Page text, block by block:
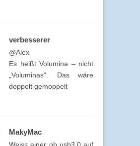
verbesserer
@Alex
Es heißt Volumina – nicht
„Voluminas“. Das wäre
doppelt gemoppelt
MakyMac